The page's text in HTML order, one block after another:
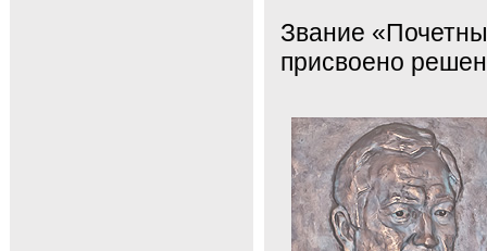
Звание
присвоено